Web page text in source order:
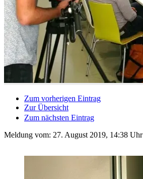
Zum vorherigen Eintrag
Zur Übersicht
Zum nächsten Eintrag
Meldung vom: 27. August 2019, 14:38 Uhr